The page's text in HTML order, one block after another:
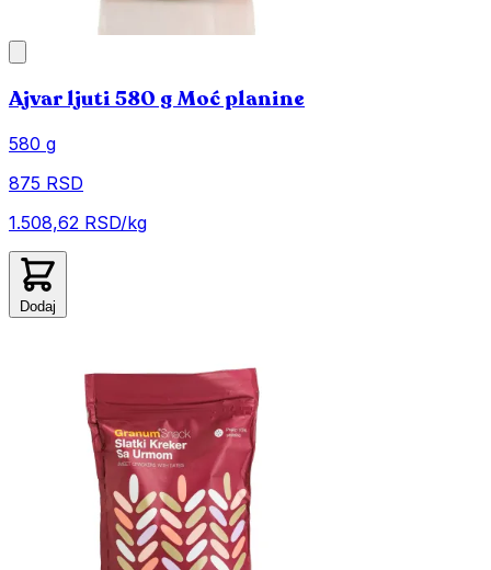
Ajvar ljuti 580 g Moć planine
580 g
875 RSD
1.508,62 RSD/kg
Dodaj